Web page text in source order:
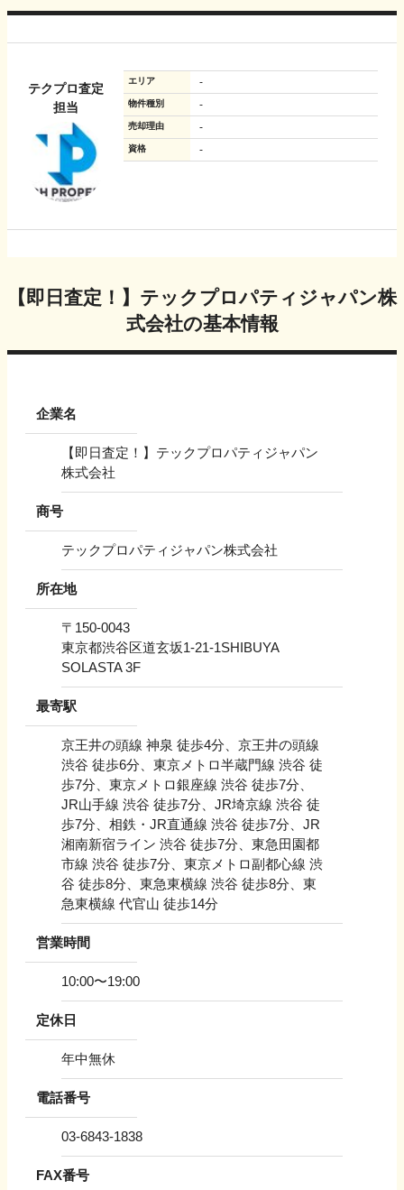
テクプロ査定
担当
エリア -
物件種別 -
売却理由 -
資格 -
【即日査定！】テックプロパティジャパン株
式会社の基本情報
企業名
【即日査定！】テックプロパティジャパン
株式会社
商号
テックプロパティジャパン株式会社
所在地
〒 150-0043
東京都渋谷区道玄坂1-21-1SHIBUYA
SOLASTA 3F
最寄駅
京王井の頭線 神泉 徒歩4分、京王井の頭線
渋谷 徒歩6分、東京メトロ半蔵門線 渋谷 徒
歩7分、東京メトロ銀座線 渋谷 徒歩7分、
JR山手線 渋谷 徒歩7分、JR埼京線 渋谷 徒
歩7分、相鉄・JR直通線 渋谷 徒歩7分、JR
湘南新宿ライン 渋谷 徒歩7分、東急田園都
市線 渋谷 徒歩7分、東京メトロ副都心線 渋
谷 徒歩8分、東急東横線 渋谷 徒歩8分、東
急東横線 代官山 徒歩14分
営業時間
10:00〜19:00
定休日
年中無休
電話番号
03-6843-1838
FAX番号